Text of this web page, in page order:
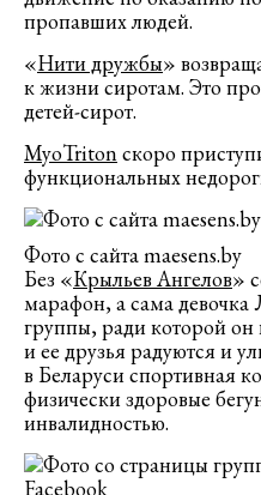
пропавших людей.
«Нити дружбы»
к жизни сиротам. Это
детей-сирот.
MyoTritonскоро
функциональных
Фото с сайта maesens.by
Без «Крыльев Ангелов»
марафон, а сама девочка
группы, ради которой он
и ее друзья радуются и
в Беларуси спортивная
физически здоровые
инвалидностью.